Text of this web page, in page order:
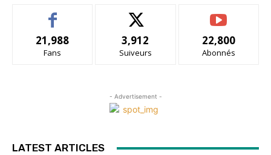
21,988
Fans
3,912
Suiveurs
22,800
Abonnés
- Advertisement -
LATEST ARTICLES